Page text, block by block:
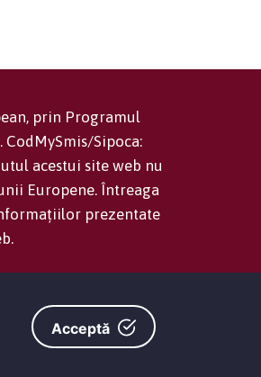
prin Programul
Sipoca:
acestui site web nu
Europene. Întreaga
prezentate
- Termeni și condiții
Acceptă